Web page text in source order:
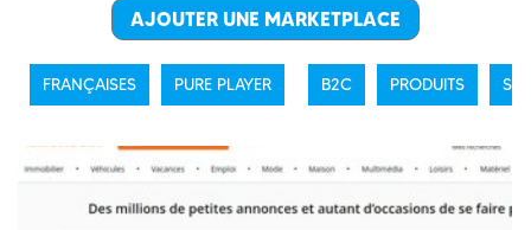
AJOUTER UNE MARKETPLACE
FRANÇAISES PURE PLAYER B2C PRODUITS